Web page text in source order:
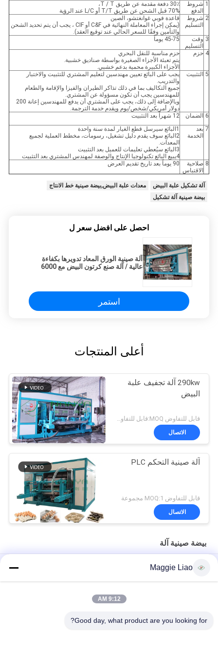
1 شروط
الدفع
30٪ دفعة مقدمة عن طريق T / T،
70% قبل الشحن عن طريق T/T أو L/C عند الرؤية
2 شروط
التسليم
قاعدة فوبي غوانغتشو، الصين
(يمكن إجراء المعاملة النهائية في C&F أو CIF ، يجب أن يتم تحديد الشحن
والتأمين وفقًا للسعر الحالي عند توقيع العقد).
3 وقت
التسليم
45-75 يوماً
4 حزم
حزم مناسبة للنقل البحري
يتم تعبئة الأجزاء الصغيرة بواسطة صناديق خشبية.
الأجزاء الكبيرة محمية بدعم خشبي.
5 التثبيت
يجب على البائع تعيين مهندسين لتعليم المشتري للتثبيت والاختبار
والتدريب.
جميع التكاليف بما في ذلك تذاكر الطيران والفيزا والإقامة والطعام
للمهندسين يجب أن تكون مسؤولة عن المشتري.
وبالإضافة إلى ذلك، يجب على المشتري أن يدفع للمهندسين إعانة 200
دولار أمريكي/شخص/يوم ويقدم خدمة الترجمة.
6
الضمان
12 شهراً بعد التثبيت
7 بعد
الخدمة
1البائع سيرسل قطع الغيار لمدة سنة واحدة
2البائع سوف يقدم دليل تشغيل، رسومات، مخطط العملية لجميع
المعدات.
3البائع سيُعطي تعليمات للعميل بعد التثبيت
4يبيع البائع تكنولوجيا الإنتاج والوصفة لمهندس المشتري بعد التثبيت
8 صلاحية
الاقتباس
90 يوماً بعد تاريخ تقديم العرض
آلة تشكيل علبة البيض
معدات علبة البيض,بيضة صينية خط الانتاج
بيضة صينية آلة تشكيل
احصل على افضل سعر ل
آلة صينية الورق المعاد تدويرها بكفاءة
عالية / آلة صنع كرتون البيض مع 6000
استمر
أعلى المنتجات
290kw آلة تجفيف علبة
البيض
قابل للتفاوض MOQ:قابل للتفاوض
الاتصال
آلة صينية التحكم PLC
قابل للتفاوض MOQ:1 مجموعة
الاتصال
بيضة صينية آلة
حامل الأكواب الدوارة الأوتوماتيكية بالكامل / آلات تشكيل صواني البيض
آلة إعادة تدوير البيض بالورق الآلية بالكامل
التلقائي لب الورق نفايات مصبوب البيض آلة صينية البيض صدفي صب
Maggie Liao
9:12 AM
Good day, what product are you looking for?